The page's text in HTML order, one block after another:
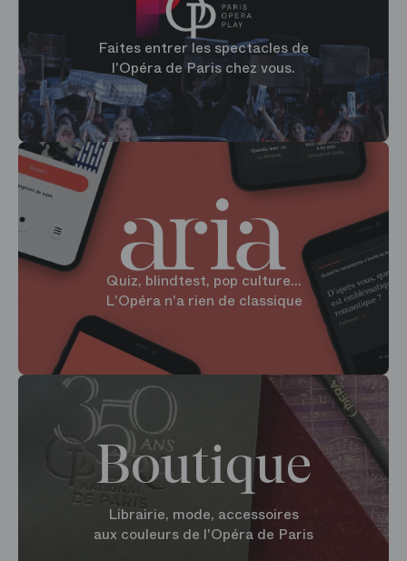
Faites entrer les spectacles de
l'Opéra de Paris chez vous.
Quiz, blindtest, pop culture...
L'Opéra n'a rien de classique
Boutique
Librairie, mode, accessoires
aux couleurs de l'Opéra de Paris